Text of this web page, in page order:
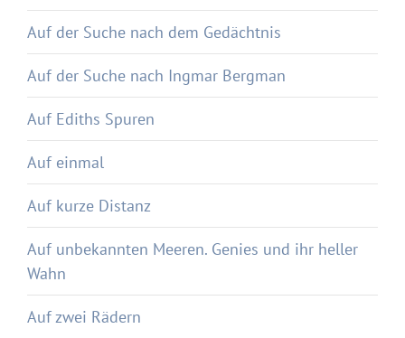
Auf der Suche nach dem Gedächtnis
Auf der Suche nach Ingmar Bergman
Auf Ediths Spuren
Auf einmal
Auf kurze Distanz
Auf unbekannten Meeren. Genies und ihr heller
Wahn
Auf zwei Rädern